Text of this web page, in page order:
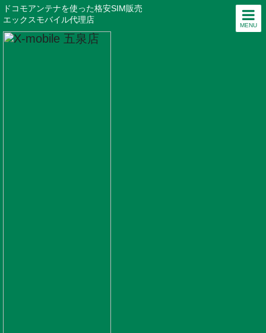
MENU
ドコモアンテナを使った格安SIM販売
エックスモバイル代理店